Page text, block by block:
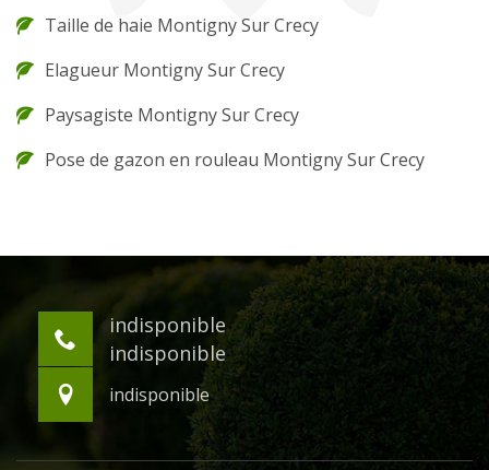
Taille de haie Montigny Sur Crecy
Elagueur Montigny Sur Crecy
Paysagiste Montigny Sur Crecy
Pose de gazon en rouleau Montigny Sur Crecy
indisponible
indisponible
indisponible